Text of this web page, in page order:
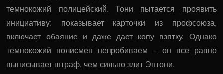
темнокожий полицейский. Тони пытается проявить
инициативу: показывает карточки из профсоюза,
включает обаяние и даже дает копу взятку. Однако
темнокожий полисмен непробиваем – он все равно
выписывает штраф, чем сильно злит Энтони.